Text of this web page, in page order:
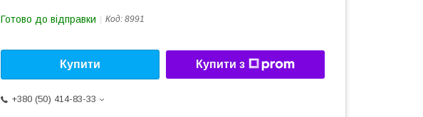
Готово до відправки Код: 8991
Купити Купити з
+380 (50) 414-83-33